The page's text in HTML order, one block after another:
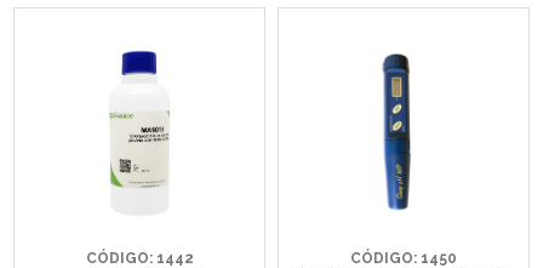
CÓDIGO: 1442 CÓDIGO: 1450